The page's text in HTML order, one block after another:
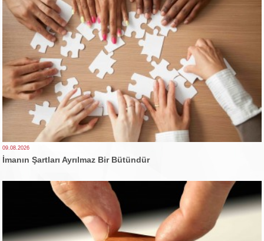
09.08.2026
İmanın Şartları Ayrılmaz Bir Bütündür